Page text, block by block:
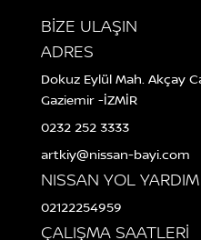
BİZE ULAŞIN
ADRES
Dokuz Eylül Mah. Akçay
Gaziemir -İZMİR
0232 252 3333
artkiy@nissan-bayi.com
NISSAN YOL YARDIM
02122254959
ÇALIŞMA SAATLERİ